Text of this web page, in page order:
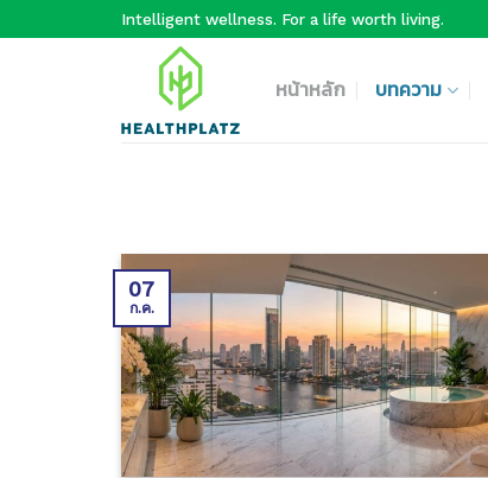
Intelligent wellness. For a life worth living.
หน้าหลัก บทความ
07
ก.ค.